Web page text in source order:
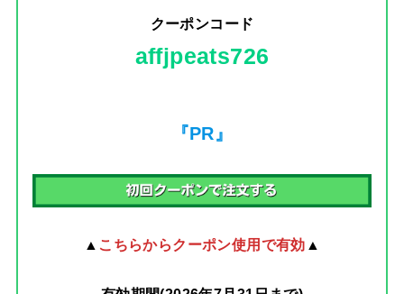
クーポンコード
affjpeats726
『PR』
▲ こちらからクーポン使用で有効 ▲